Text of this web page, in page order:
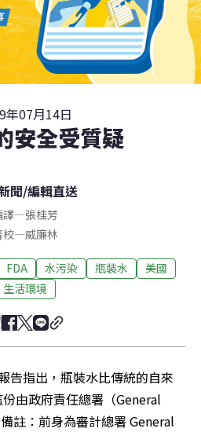
年07月14日
安全受質疑
聞/編輯直送
譯—張桂芳
校—威廉林
FDA 水污染 瓶裝水
美國
生活環境
告指出，瓶裝水比傳統的自來
由政府責任總署（General
註：前身為審計總署 General